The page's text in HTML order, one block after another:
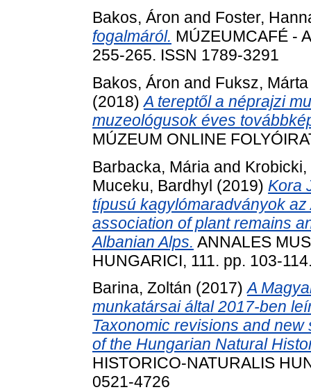
Bakos, Áron and Foster,
fogalmáról. MÚZEUMCAFÉ -
255-265. ISSN 1789-3291
Bakos, Áron and Fuksz, Márta
(2018)A tereptől a néprajzi
muzeológusok éves
MÚZEUM ONLINE
Barbacka, Mária and Krobicki,
Muceku, Bardhyl (2019) Kora
típusú kagylómaradványok
association of plant remains
Albanian Alps. ANNALES
HUNGARICI, 111. pp. 103-
Barina, Zoltán (2017)A
munkatársai által 2017-ben
Taxonomic revisions and
of the Hungarian Natural
HISTORICO-NATURALIS
0521-4726